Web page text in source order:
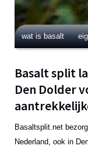
wat is basalt
Basalt split
Den Dolder
Basaltsplit.net
Nederland, ook in